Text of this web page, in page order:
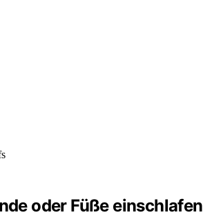
oder Füße einschlafen